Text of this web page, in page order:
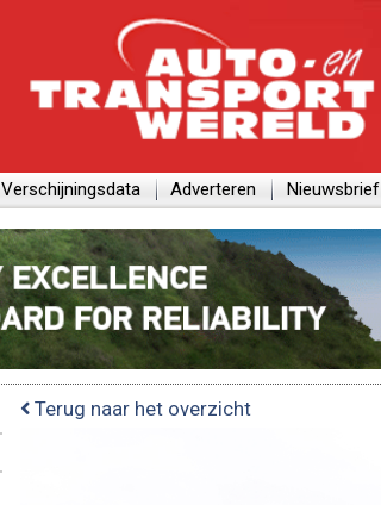
Verschijningsdata Adverteren Nieuwsbrief
Terug naar het overzicht